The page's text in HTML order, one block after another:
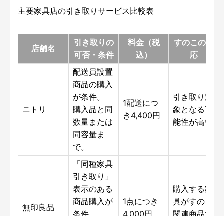
主要家具店の引き取りサービス比較表
店舗名
引き取りの
可否・条件
料金（税
込）
すのこの対
応
ニトリ
配送員設置
商品の購入
が条件。
購入品と同
数量または
同容量ま
で。
1配送につ
き4,400円
引き取り対
象となる可
能性が高い
無印良品
「同種家具
引き取り」
表示のある
商品購入が
1点につき
購入する家
具がすのこ